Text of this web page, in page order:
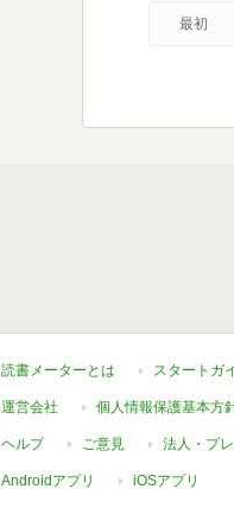
最初
読書メーターとは スタートガ
運営会社 個人情報保護基本方
ヘルプ ご意見 法人・プ
Androidアプリ iOSアプリ